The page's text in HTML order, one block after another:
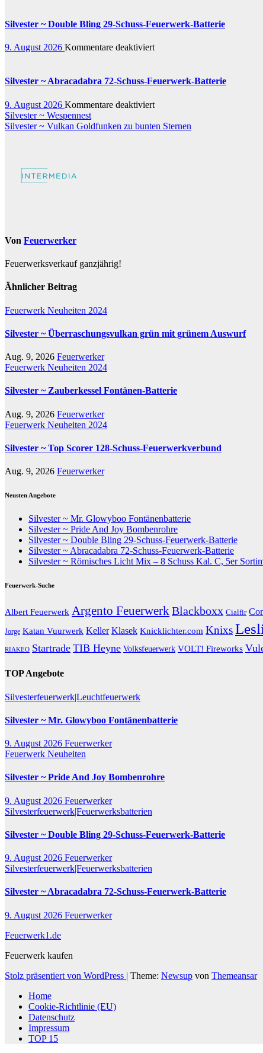
Pride
And
Bombenrohre
Silvester ~ Double Bling 29-Schuss-Feuerwerk-Batterie
9. August 2026 Kommentare deaktiviertfür
Double
Schuss-
Feuerwerk-
Batterie
Silvester ~ Abracadabra 72-Schuss-Feuerwerk-Batterie
9. August 2026 Kommentare deaktiviertfür
~
Beitragsnavigation
Silvester ~ Wespennest
Silvester ~ Vulkan Goldfunken zu bunten Sternen
Von Feuerwerker
Feuerwerksverkauf ganzjährig!
Ähnlicher Beitrag
Feuerwerk Neuheiten 2024
Silvester ~ Überraschungsvulkan grün mit grünem Auswurf
Aug. 9, 2026 Feuerwerker
Feuerwerk Neuheiten 2024
Silvester ~ Zauberkessel Fontänen-Batterie
Aug. 9, 2026 Feuerwerker
Feuerwerk Neuheiten 2024
Silvester ~ Top Scorer 128-Schuss-Feuerwerkverbund
Aug. 9, 2026 Feuerwerker
Neusten Angebote
Silvester ~ Mr. Glowyboo Fontänenbatterie
Silvester ~ Pride And Joy Bombenrohre
Silvester ~ Double Bling 29-Schuss-Feuerwerk-Batterie
Silvester ~ Abracadabra 72-Schuss-Feuerwerk-Batterie
Silvester ~ Römisches Licht Mix – 8 Schuss Kal. C, 5er
Feuerwerk-Suche
Albert Feuerwerk Argento FeuerwerkBlackboxx Cialfir
Jorge Katan Vuurwerk Keller Klasek Knicklichter.com KnixsLesli
RIAKEO Startrade TIB Heyne Volksfeuerwerk VOLT! Fireworks
TOP Angebote
Silvesterfeuerwerk|Leuchtfeuerwerk
Silvester ~ Mr. Glowyboo Fontänenbatterie
9. August 2026 Feuerwerker
Feuerwerk Neuheiten
Silvester ~ Pride And Joy Bombenrohre
9. August 2026 Feuerwerker
Silvesterfeuerwerk|Feuerwerksbatterien
Silvester ~ Double Bling 29-Schuss-Feuerwerk-Batterie
9. August 2026 Feuerwerker
Silvesterfeuerwerk|Feuerwerksbatterien
Silvester ~ Abracadabra 72-Schuss-Feuerwerk-Batterie
9. August 2026 Feuerwerker
Feuerwerk1.de
Feuerwerk kaufen
Stolz präsentiert von WordPress | Theme: Newsup von Themeansar
Home
Cookie-Richtlinie (EU)
Datenschutz
Impressum
TOP 15